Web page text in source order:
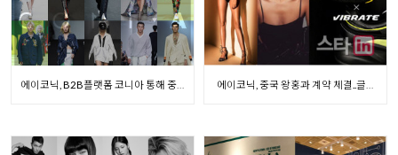
에이코닉, B2B플랫폼 코니아 통해 중국 판로 개척에이코닉, 중국 왕홍과 계약 체결..글로벌